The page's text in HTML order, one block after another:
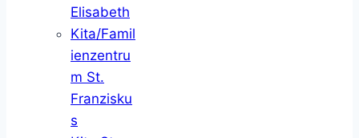
Elisabeth
Kita/Famil
ienzentru
m St.
Franzisku
s